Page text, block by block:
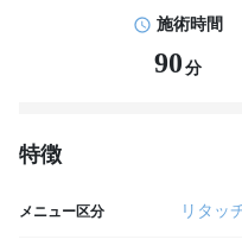
施術時間
90 分
特徴
メニュー区分 リタッ